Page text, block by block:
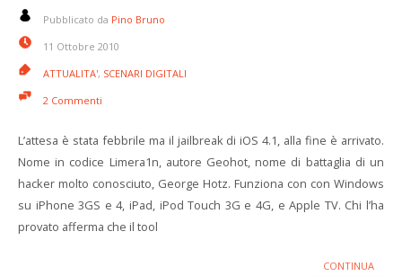
Pubblicato da Pino Bruno
11 Ottobre 2010
ATTUALITA', SCENARI DIGITALI
2 Commenti
L’attesa è stata febbrile ma il jailbreak di iOS 4.1, alla fine è arrivato.
Nome in codice Limera1n, autore Geohot, nome di battaglia di un
hacker molto conosciuto, George Hotz. Funziona con con Windows
su iPhone 3GS e 4, iPad, iPod Touch 3G e 4G, e Apple TV. Chi l’ha
provato afferma che il tool
CONTINUA